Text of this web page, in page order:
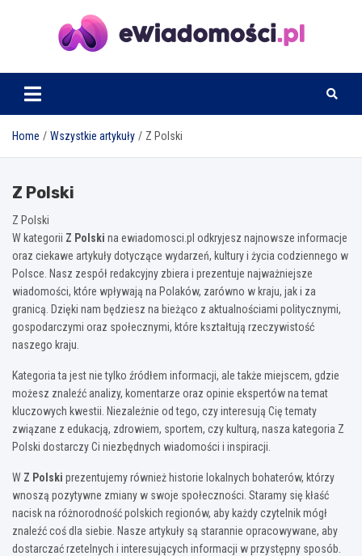
eWiadomosci.pl
Home Wszystkie artykuły Z Polski
Z Polski
Z Polski
W kategorii Z Polski na ewiadomosci.pl odkryjesz najnowsze informacje
oraz ciekawe artykuły dotyczące wydarzeń, kultury i życia codziennego w
Polsce. Nasz zespół redakcyjny zbiera i prezentuje najważniejsze
wiadomości, które wpływają na Polaków, zarówno w kraju, jak i za
granicą. Dzięki nam będziesz na bieżąco z aktualnościami politycznymi,
gospodarczymi oraz społecznymi, które kształtują rzeczywistość
naszego kraju.
Kategoria ta jest nie tylko źródłem informacji, ale także miejscem, gdzie
możesz znaleźć analizy, komentarze oraz opinie ekspertów na temat
kluczowych kwestii. Niezależnie od tego, czy interesują Cię tematy
związane z edukacją, zdrowiem, sportem, czy kulturą, nasza kategoria Z
Polski dostarczy Ci niezbędnych wiadomości i inspiracji.
W Z Polski prezentujemy również historie lokalnych bohaterów, którzy
wnoszą pozytywne zmiany w swoje społeczności. Staramy się kłaść
nacisk na różnorodność polskich regionów, aby każdy czytelnik mógł
znaleźć coś dla siebie. Nasze artykuły są starannie opracowywane, aby
dostarczać rzetelnych i interesujących informacji w przystępny sposób.